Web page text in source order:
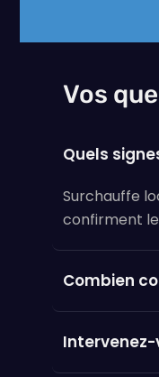
Vos
Quels
Surchauffe
confirment le
Combien